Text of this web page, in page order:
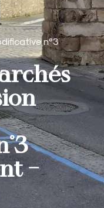
n°3
–